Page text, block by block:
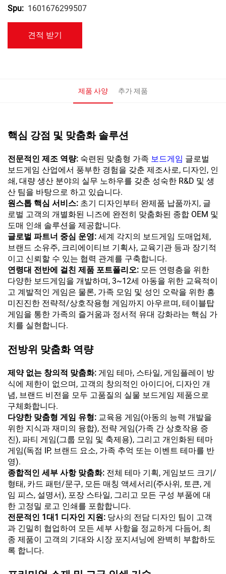
Spu: 1601676299507
견적 받기
제품 사양 추가 제품
핵심 강점 및 맞춤화 솔루션
전문적인 제조 역량: 숙련된 맞춤형 가족 보드게임 글로벌
보드게임 산업에서 풍부한 경험을 갖춘 제조사로, 디자인, 인
쇄, 대량 생산 분야의 실무 노하우를 갖춘 성숙한 R&D 및 생
산 팀을 바탕으로 하고 있습니다.
원스톱 핵심 서비스: 초기 디자인부터 완제품 납품까지, 글
로벌 고객의 개별화된 니즈에 완전히 맞춤화된 종합 OEM 및
도매 인쇄 솔루션을 제공합니다.
글로벌 파트너 중심 운영: 세계 각지의 보드게임 도매업체,
브랜드 소유주, 크리에이티브 기획사, 교육기관 등과 장기적
이고 신뢰할 수 있는 협력 관계를 구축합니다.
연령대 전반에 걸친 제품 포트폴리오: 모든 연령층을 위한
다양한 보드게임을 개발하며, 3~12세 아동을 위한 교육적이
고 계발적인 게임은 물론, 가족 모임 및 성인 오락을 위한 흥
미진진한 전략적/상호작용형 게임까지 아우르며, 테이블탑
게임을 통한 가족의 즐거움과 정서적 유대 강화라는 핵심 가
치를 실현합니다.
전방위 맞춤화 역량
제약 없는 창의적 맞춤화: 게임 테마, 스타일, 게임플레이 방
식에 제한이 없으며, 고객의 창의적인 아이디어, 디자인 개
념, 브랜드 비전을 모두 고품질의 실물 보드게임 제품으로
구체화합니다.
다양한 맞춤형 게임 유형: 교육용 게임(아동의 능력 개발을
위한 지식과 재미의 융합), 전략 게임(가족 간 상호작용 증
진), 파티 게임(그룹 모임 및 축제용), 그리고 개인화된 테마
게임(독점 IP, 브랜드 요소, 가족 추억 또는 이벤트 테마를 반
영).
종합적인 세부 사항 맞춤화: 전체 테마 기획, 게임보드 크기/
형태, 카드 패턴/문구, 모든 매칭 액세서리(주사위, 토큰, 게
임 피스, 설명서), 포장 스타일, 그리고 모든 구성 부품에 대
한 고정밀 로고 인쇄를 포함합니다.
전문적인 1대1 디자인 지원: 당사의 전담 디자인 팀이 고객
과 긴밀히 협업하여 모든 세부 사항을 정교하게 다듬어, 최
종 제품이 고객의 기대와 시장 포지셔닝에 완벽히 부합하도
록 합니다.